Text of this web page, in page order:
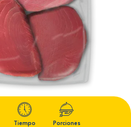
Tiempo Porciones